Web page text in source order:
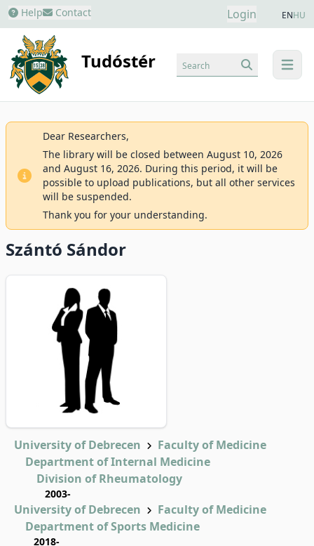
Help Contact Login ENHU
Tudóstér menu
Search
Dear Researchers,
The library will be closed between August 10, 2026
and August 16, 2026. During this period, it will be
possible to upload publications, but all other services
will be suspended.
Thank you for your understanding.
Szántó Sándor
University of Debrecen
Faculty of Medicine
Department of Internal Medicine
Division of Rheumatology
2003-
University of Debrecen
Faculty of Medicine
Department of Sports Medicine
2018-